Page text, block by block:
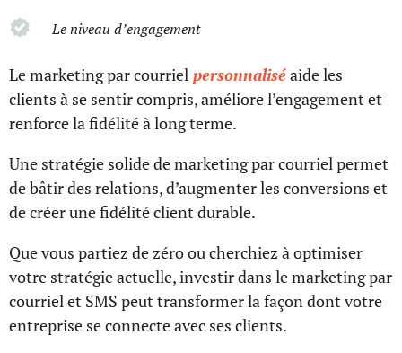
Le niveau d’engagement
Le marketing par courriel personnaliséaide les
clients à se sentir compris, améliore l’engagement et
renforce la fidélité à long terme.
Une stratégie solide de marketing par courriel permet
de bâtir des relations, d’augmenter les conversions et
de créer une fidélité client durable.
Que vous partiez de zéro ou cherchiez à optimiser
votre stratégie actuelle, investir dans le marketing par
courriel et SMS peut transformer la façon dont votre
entreprise se connecte avec ses clients.